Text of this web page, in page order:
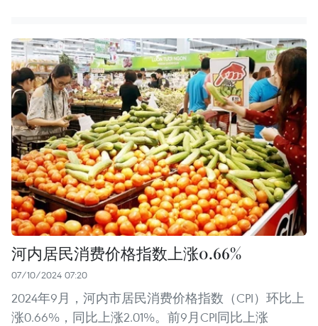
河内居民消费价格指数上涨0.66%
07/10/2024 07:20
2024年9月，河内市居民消费价格指数（CPI）环比上
涨0.66%，同比上涨2.01%。前9月CPI同比上涨